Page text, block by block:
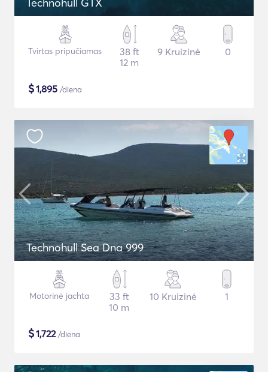
Tvirtas pripučiamas
38 ft
12 m
9 Kruizinė 0
$1,895 /diena
Technohull Sea Dna 999
Motorinė jachta
33 ft
10 m
10 Kruizinė 1
$1,722/diena